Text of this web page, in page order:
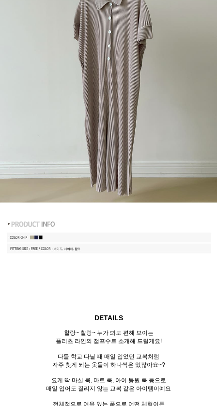
DETAILS
찰랑~ 찰랑~ 누가 봐도 편해 보이는
플리츠 라인의 점프수트 소개해 드릴게요!
다들 학교 다닐 때 매일 입었던 교복처럼
자주 찾게 되는 옷들이 하나씩은 있잖아요~?
요게 딱 마실 룩, 마트 룩, 아이 등원 룩 등으로
매일 입어도 질리지 않는 교복 같은 아이템이예요
전체적으로 여유 있는 품으로 어떤 체형이든